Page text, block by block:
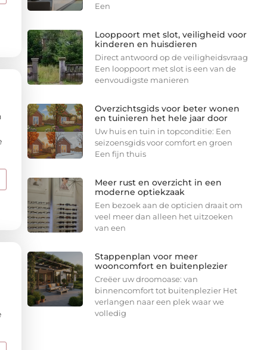
Een
Looppoort met slot, veiligheid voor
kinderen en huisdieren
Direct antwoord op de veiligheidsvraag
Een looppoort met slot is een van de
eenvoudigste manieren
Overzichtsgids voor beter wonen
en tuinieren het hele jaar door
Uw huis en tuin in topconditie: Een
seizoensgids voor comfort en groen
Een fijn thuis
Meer rust en overzicht in een
moderne optiekzaak
Een bezoek aan de opticien draait om
veel meer dan alleen het uitzoeken
van een
Stappenplan voor meer
wooncomfort en buitenplezier
Creëer uw droomoase: van
binnencomfort tot buitenplezier Het
verlangen naar een plek waar we
volledig